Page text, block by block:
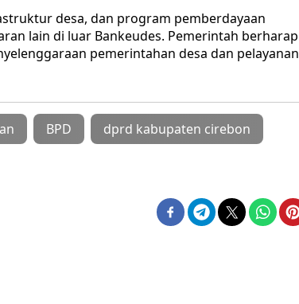
desa, dan program pemberdayaan
lain di luar Bankeudes. Pemerintah berharap
pemerintahan desa dan pelayanan
BPD dprd kabupaten cirebon